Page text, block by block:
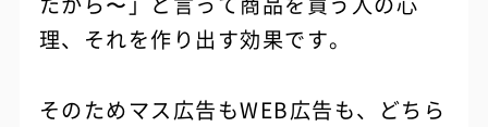
理、それを作り出す効果です。
そのためマス広告もWEB広告も、どちら